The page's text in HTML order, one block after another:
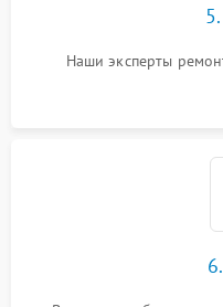
Наши эксперты